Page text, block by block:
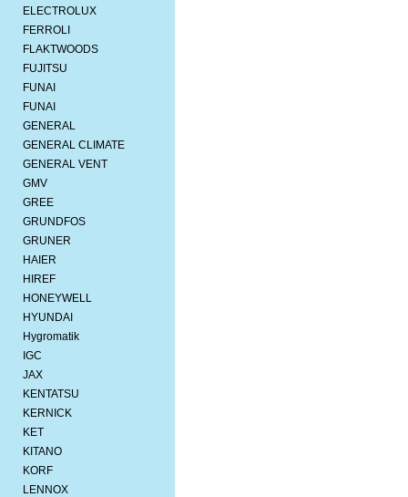
ELECTROLUX
FERROLI
FLAKTWOODS
FUJITSU
FUNAI
FUNAI
GENERAL
GENERAL CLIMATE
GENERAL VENT
GMV
GREE
GRUNDFOS
GRUNER
HAIER
HIREF
HONEYWELL
HYUNDAI
Hygromatik
IGC
JAX
KENTATSU
KERNICK
KET
KITANO
KORF
LENNOX